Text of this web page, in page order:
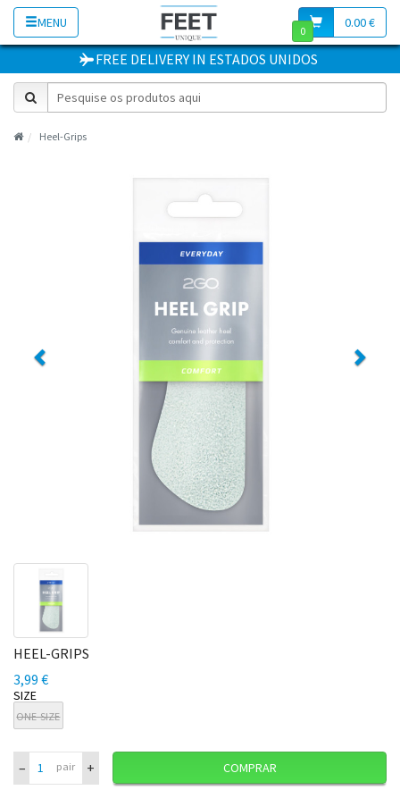
MENU 0.00 €
0
FREE DELIVERY IN ESTADOS UNIDOS
Heel-Grips
HEEL-GRIPS
3,99 €
SIZE
ONE-SIZE
– pair + COMPRAR